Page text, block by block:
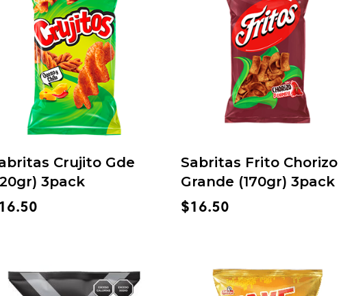
Crujito Gde
3pack
Sabritas Frito Chorizo
Grande (170gr) 3pack
$16.50